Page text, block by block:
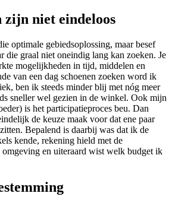
niet eindeloos
optimale gebiedsoplossing, maar besef
die graal niet oneindig lang kan zoeken. Je
mogelijkheden in tijd, middelen en
van een dag schoenen zoeken word ik
ben ik steeds minder blij met nóg meer
sneller wel gezien in de winkel. Ook mijn
is het participatieproces beu. Dan
de keuze maak voor dat ene paar
Bepalend is daarbij was dat ik de
kende, rekening hield met de
omgeving en uiteraard wist welk budget ik